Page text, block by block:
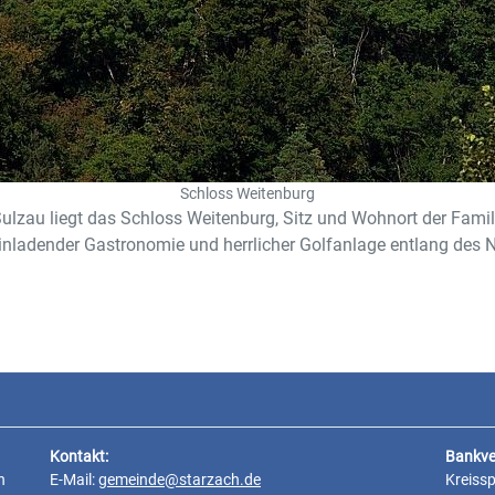
Schloss Weitenburg
liegt das Schloss Weitenburg, Sitz und Wohnort der
Gastronomie und herrlicher Golfanlage entlang des
Kontakt:
E-Mail:gemeinde@starzach.de